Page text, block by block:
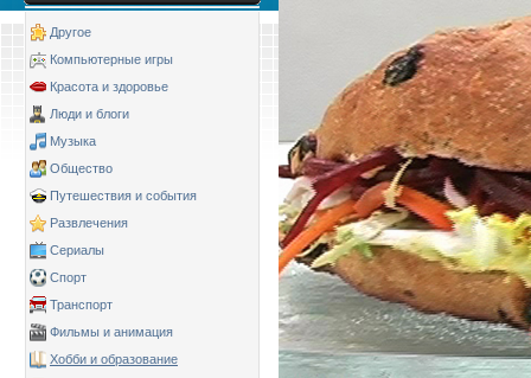
Другое
Компьютерные игры
Красота и здоровье
Люди и блоги
Музыка
Общество
Путешествия и события
Развлечения
Сериалы
Спорт
Транспорт
Фильмы и анимация
Хобби и образование